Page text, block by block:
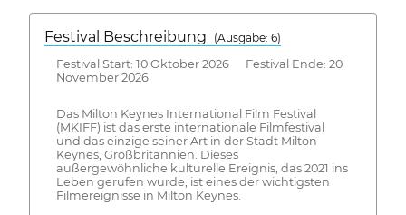
Festival Beschreibung
(Ausgabe: 6)
Festival Start: 10 Oktober 2026 Festival Ende: 20
November 2026
Das Milton Keynes International Film Festival
(MKIFF) ist das erste internationale Filmfestival
und das einzige seiner Art in der Stadt Milton
Keynes, Großbritannien. Dieses
außergewöhnliche kulturelle Ereignis, das 2021 ins
Leben gerufen wurde, ist eines der wichtigsten
Filmereignisse in Milton Keynes.